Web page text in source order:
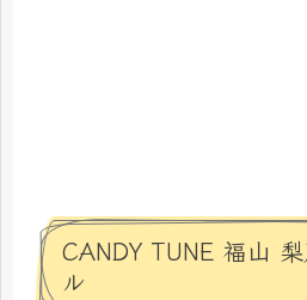
CANDY TUNE 福山
ル